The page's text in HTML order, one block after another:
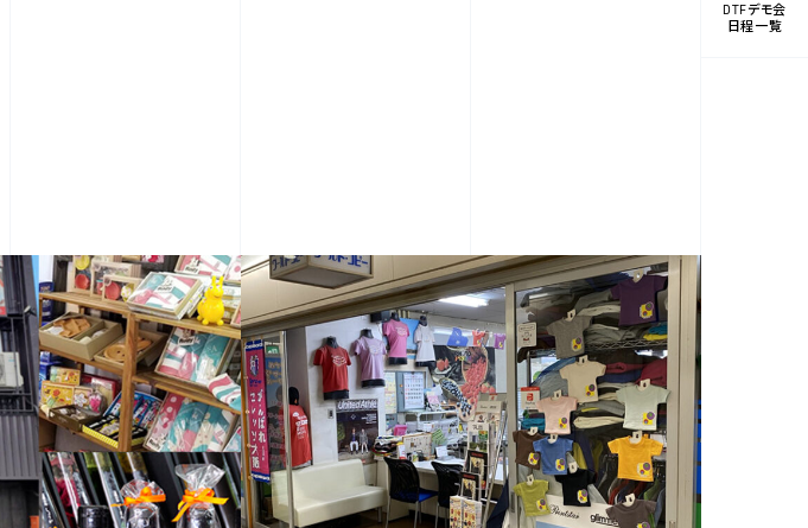
DTFデモ会
日程一覧